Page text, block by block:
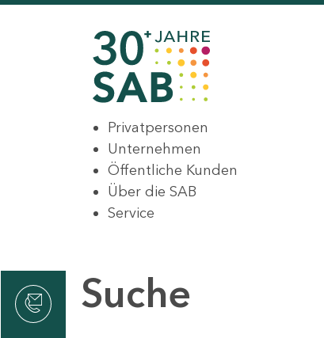
Privatpersonen
Unternehmen
Öffentliche Kunden
Über die SAB
Service
Suche